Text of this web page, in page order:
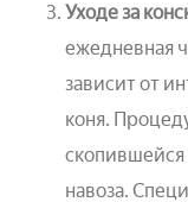
Уходе за
ежедневная
зависит от
коня.
скопившейся
навоза.